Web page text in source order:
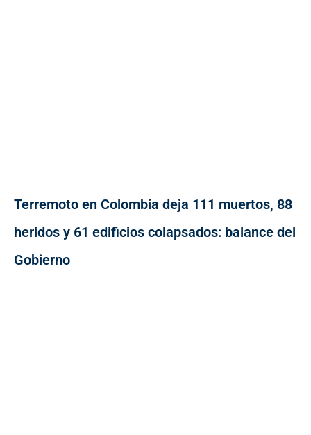
Terremoto en Colombia deja 111 muertos, 88
heridos y 61 edificios colapsados: balance del
Gobierno